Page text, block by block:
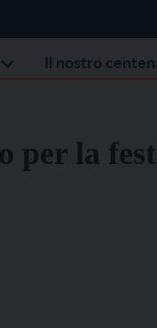
Il nostro
per la